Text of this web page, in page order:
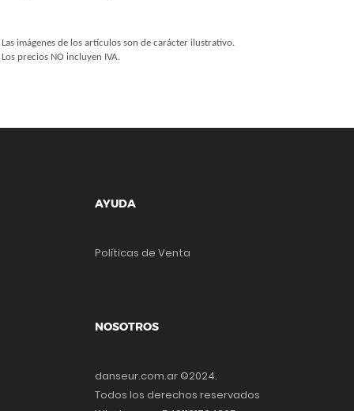
Las imágenes de los artículos son de carácter ilustrativo.
Los precios NO incluyen IVA.
AYUDA
Políticas de Venta
NOSOTROS
danseur.com.ar ©2024.
Todos los derechos reservados